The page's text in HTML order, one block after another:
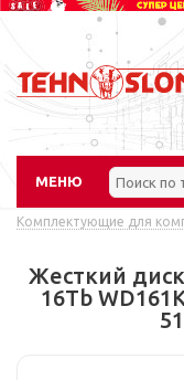
МЕНЮ
Комплектующие для
Жесткий
16Tb